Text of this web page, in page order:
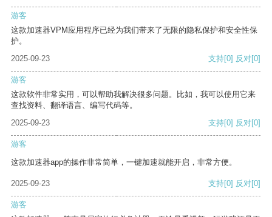
游客
这款加速器VPM应用程序已经为我们带来了无限的隐私保护和安全性保
护。
2025-09-23
支持[0] 反对[0]
游客
这款软件非常实用，可以帮助我解决很多问题。比如，我可以使用它来
查找资料、翻译语言、编写代码等。
2025-09-23
支持[0] 反对[0]
游客
这款加速器app的操作非常简单，一键加速就能开启，非常方便。
2025-09-23 支持[0] 反对[0]
游客